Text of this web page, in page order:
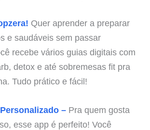
Quer aprender a preparar
e saudáveis sem passar
recebe vários guias digitais com
detox e até sobremesas fit pra
Tudo prático e fácil!
–Pra quem gosta
esse app é perfeito! Você